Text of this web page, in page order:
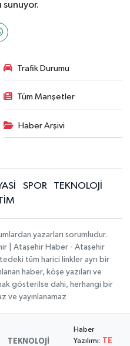
sunuyor.
Trafik Durumu
Tüm Manşetler
Haber Arşivi
SPOR
TEKNOLOJİ
yazarları sorumludur.
| Ataşehir Haber - Ataşehir
tüm harici linkler ayrı bir
haber, köşe yazıları ve
gösterilse dahi, herhangi bir
ve yayınlanamaz
TEKNOLOJİ
Haber
Yazılımı:
TE